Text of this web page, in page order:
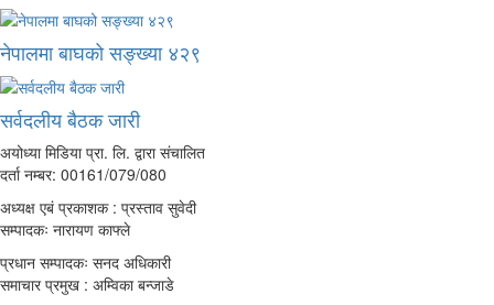
नेपालमा बाघको सङ्ख्या ४२९
सर्वदलीय बैठक जारी
अयोध्या मिडिया प्रा. लि. द्वारा संचालित
दर्ता नम्बर: 00161/079/080
अध्यक्ष एबं प्रकाशक : प्रस्ताव सुवेदी
सम्पादकः नारायण काफ्ले
प्रधान सम्पादकः सनद अधिकारी
समाचार प्रमुख : अम्विका बन्जाडे